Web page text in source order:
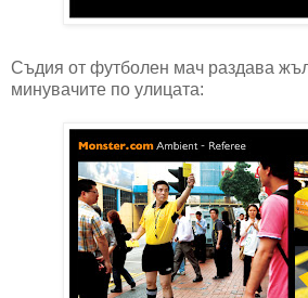
Съдия от футболен мач раздава
минувачите по улицата: